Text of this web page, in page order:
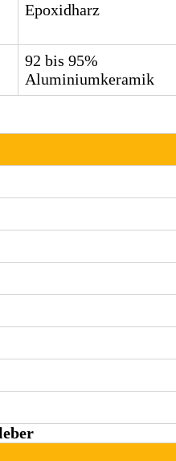
Epoxidharz
92 bis 95%
Aluminiumkeramik